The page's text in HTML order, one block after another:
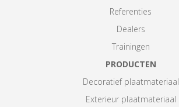
Referenties
Dealers
Trainingen
PRODUCTEN
Decoratief plaatmateriaal
Exterieur plaatmateriaal